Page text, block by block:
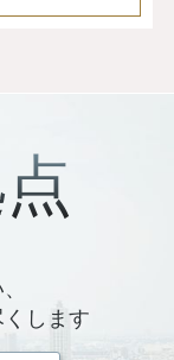
します